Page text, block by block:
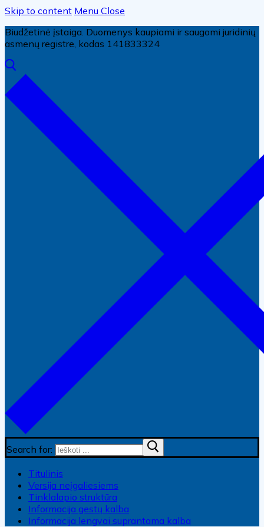
Skip to content Menu Close
Biudžetinė įstaiga. Duomenys kaupiami ir saugomi juridinių
asmenų registre, kodas 141833324
Search for:
Titulinis
Versija neįgaliesiems
Tinklalapio struktūra
Informacija gestų kalba
Informacija lengvai suprantama kalba